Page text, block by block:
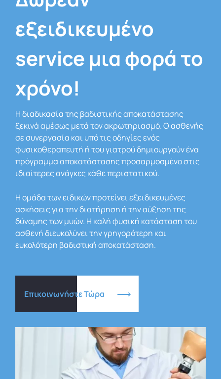
εξειδικευμένο
service μια φορά το
χρόνο!
Η διαδικασία της βαδιστικής αποκατάστασης
ξεκινά αμέσως μετά τον ακρωτηριασμό. Ο ασθενής
σε συνεργασία και υπό τις οδηγίες ενός
φυσικοθεραπευτή ή του γιατρού δημιουργούν ένα
πρόγραμμα αποκατάστασης προσαρμοσμένο στις
ιδιαίτερες ανάγκες κάθε περιστατικού.
Η ομάδα των ειδικών προτείνει εξειδικευμένες
ασκήσεις για την διατήρηση ή την αύξηση της
δύναμης των μυών. Η καλή φυσική κατάσταση του
ασθενή διευκολύνει την γρηγορότερη και
ευκολότερη βαδιστική αποκατάσταση.
Επικοινωνήστε Τώρα